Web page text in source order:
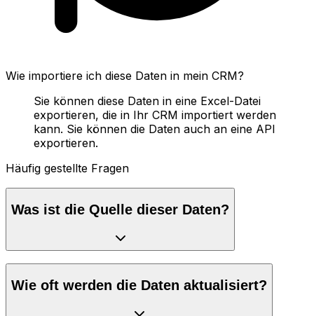
Wie importiere ich diese Daten in mein CRM?
Sie können diese Daten in eine Excel-Datei
exportieren, die in Ihr CRM importiert werden
kann. Sie können die Daten auch an eine API
exportieren.
Häufig gestellte Fragen
Was ist die Quelle dieser Daten?
Wie oft werden die Daten aktualisiert?